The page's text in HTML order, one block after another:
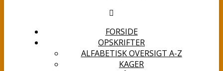
FORSIDE
OPSKRIFTER
ALFABETISK OVERSIGT A-Z
KAGER